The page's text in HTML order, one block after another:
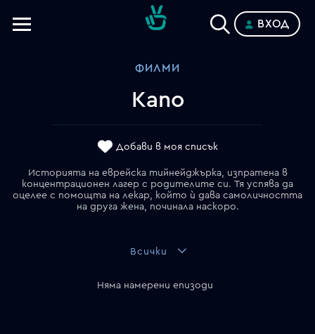
ВХОД
ФИЛМИ
Капо
Добави в моя списък
Историята на еврейска тийнейджърка, изпратена в
концентрационен лагер с родителите си. Тя успява да
оцелее с помощта на лекар, който ѝ дава самоличността
на друга жена, починала наскоро.
Всички
Няма намерени епизоди